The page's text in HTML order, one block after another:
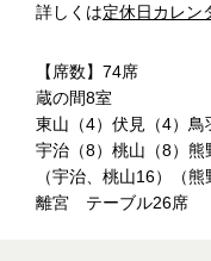
詳しくは定休日カレン
【席数】74席
蔵の間8室
東山（4）伏見（4）鳥
宇治（8）桃山（8）熊
（宇治、桃山16）（熊
離宮 テーブル26席